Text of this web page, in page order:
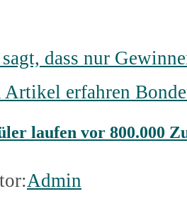
dass nur
laufen vor 800.000
Admin